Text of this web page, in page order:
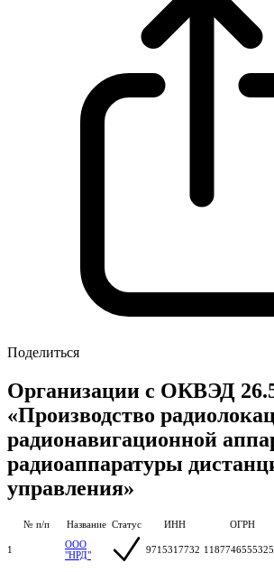
Поделиться
Организации с ОКВЭД
«Производство
радионавигационной
радиоаппаратуры
управления»
№ п/п Название Статус ИНН ОГРН
1
ООО
"НРД"
9715317732 1187746555325